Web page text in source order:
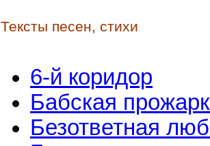
Тексты песен, стихи
6-й коридор
Бабская
Безответная